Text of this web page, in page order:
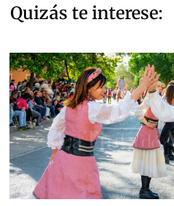
Quizás te interese: